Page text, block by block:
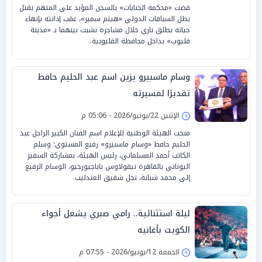
قضت «محكمة الجنايات» بالسجن المؤبد على المتهم بقتل
بطل السباقات الدولي «هيثم سمير»، عقب إدانته بإنهاء
حياته بطلق ناري خلال مشاجرة نشبت بينهما بـ «مدينة
قليوب» بداخل محافظة القليوبية.
وسام ماسبيرو يزين اسم عبد الحليم حافظ
تقديرًا لمسيرته
الإثنين 22/يونيو/2026 - 05:06 م
منحت الهيئة الوطنية للإعلام اسم الفنان الكبير الراحل عبد
الحليم حافظ «وسام ماسبيرو» رفيع المستوى؛ وسلم
الكاتب أحمد المسلماني، رئيس الهيئة، بمشاركة السفير
اليوناني بالقاهرة نيقولاوس باباجيورجيو، الوسام الرفيع
إلى محمد شبانة، نجل شقيق العندليب.
ليلة استثنائية.. رامي صبري يشعل أجواء
الكويت بأغانيه
الجمعة 12/يونيو/2026 - 07:55 م